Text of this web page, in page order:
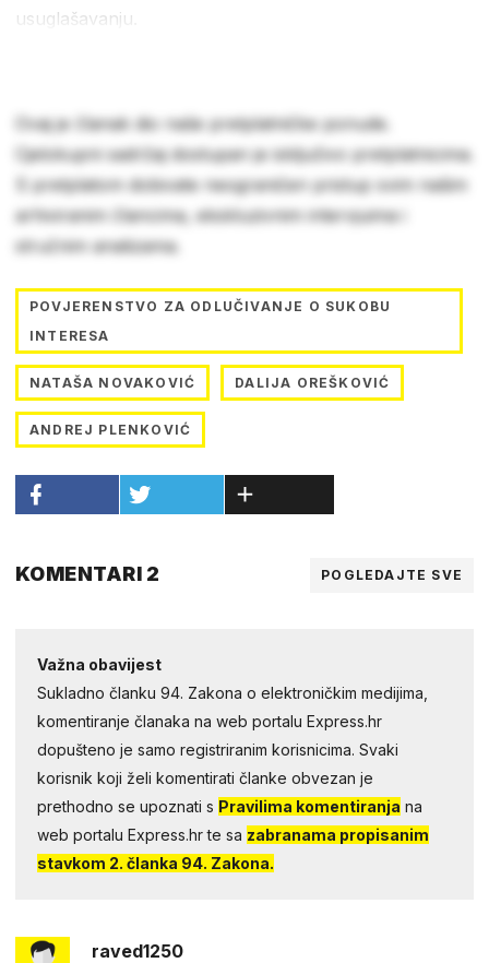
usuglašavanju.
Ovaj je članak dio naše pretplatničke ponude.
Cjelokupni sadržaj dostupan je isključivo pretplatnicima.
S pretplatom dobivate neograničen pristup svim našim
arhiviranim člancima, ekskluzivnim intervjuima i
stručnim analizama.
POVJERENSTVO ZA ODLUČIVANJE O SUKOBU
INTERESA
NATAŠA NOVAKOVIĆ DALIJA OREŠKOVIĆ
ANDREJ PLENKOVIĆ
KOMENTARI 2 POGLEDAJTE SVE
Važna obavijest
Sukladno članku 94. Zakona o elektroničkim medijima,
komentiranje članaka na web portalu Express.hr
dopušteno je samo registriranim korisnicima. Svaki
korisnik koji želi komentirati članke obvezan je
prethodno se upoznati s Pravilima komentiranja na
web portalu Express.hr te sa zabranama propisanim
stavkom 2. članka 94. Zakona.
raved1250